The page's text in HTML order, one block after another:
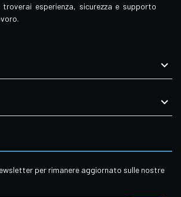
esperienza, sicurezza e supporto


per rimanere aggiornato sulle nostre